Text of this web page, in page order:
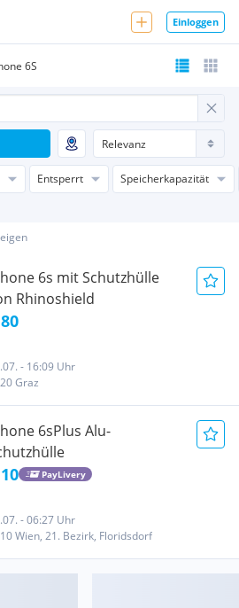
Einloggen
6S
Entsperrt
Speicherkapazität
6s mit Schutzhülle
Rhinoshield
- 16:09 Uhr
Graz
6sPlus Alu-
PayLivery
- 06:27 Uhr
Wien, 21. Bezirk, Floridsdorf